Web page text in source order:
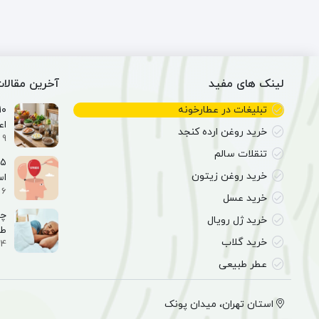
لینک های مفید
تبلیغات در عطارخونه
خرید روغن ارده کنجد
تنقلات سالم
خرید روغن زیتون
خرید عسل
خرید ژل رویال
خرید گلاب
عطر طبیعی
آخرین
9 اسفند 1404
6 اسفند 1404
4 اسفند 1404
استان تهران، میدان پونک